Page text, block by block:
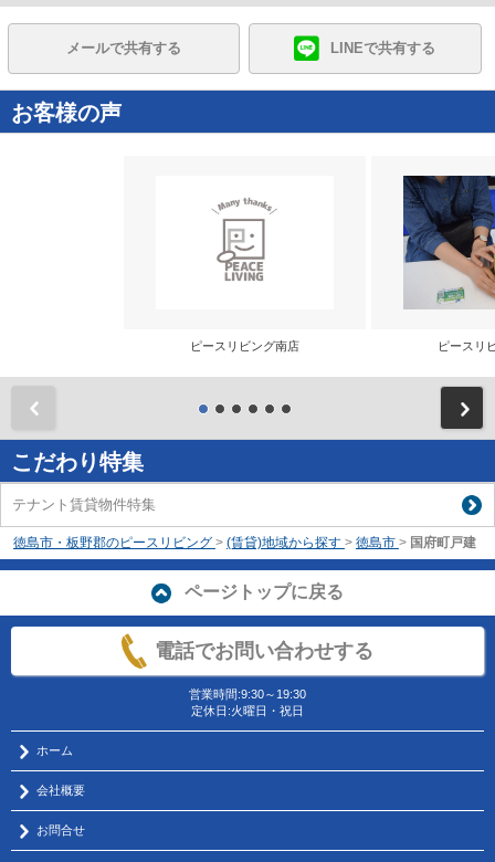
メールで共有する LINEで共有する
お客様の声
ピースリビング南店 ピースリ
こだわり特集
テナント賃貸物件特集
徳島市・板野郡のピースリビング > (賃貸)地域から探す > 徳島市 > 国府町戸建
ページトップに戻る
電話でお問い合わせする
営業時間:9:30～19:30
定休日:火曜日・祝日
ホーム
会社概要
お問合せ